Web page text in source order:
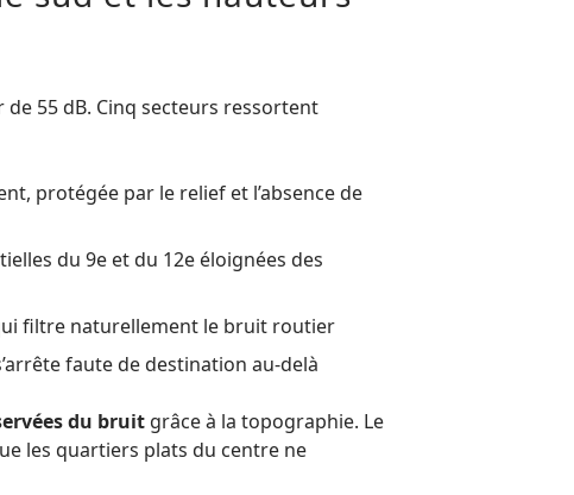
de 55 dB. Cinq secteurs ressortent
protégée par le relief et l’absence de
du 9e et du 12e éloignées des
filtre naturellement le bruit routier
faute de destination au-delà
du bruit grâce à la topographie. Le
les quartiers plats du centre ne